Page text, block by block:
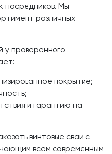
посредников. Мы
различных
у проверенного
покрытие;
и гарантию на
винтовые сваи с
всем современным